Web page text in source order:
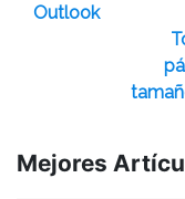
Outlook
Mejores